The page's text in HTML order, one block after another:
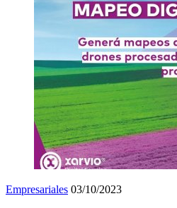
Empresariales 03/10/2023